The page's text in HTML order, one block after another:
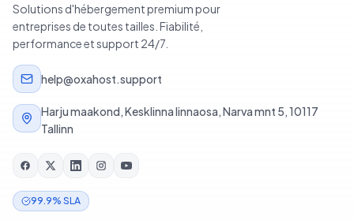
Solutions d'hébergement premium pour
entreprises de toutes tailles. Fiabilité,
performance et support 24/7.
help@oxahost.support
Harju maakond, Kesklinna linnaosa, Narva mnt 5, 10117
Tallinn
99.9% SLA